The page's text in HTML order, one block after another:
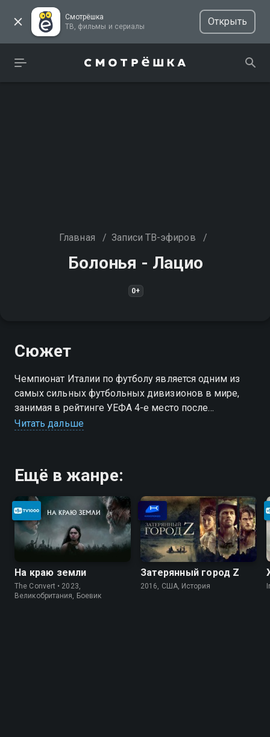
Смотрёшка
ТВ, фильмы и сериалы
Открыть
Главная / Записи ТВ-эфиров /
Болонья - Лацио
0+
Сюжет
Чемпионат Италии по футболу является одним из
самых сильных футбольных дивизионов в мире,
занимая в рейтинге УЕФА 4-е место после
чемпионатов Испании, Англии и Германии
Читать дальше
Ещё в жанре:
На краю земли
The Convert • 2023,
Великобритания, Боевик
Затерянный город Z
2016, США, История